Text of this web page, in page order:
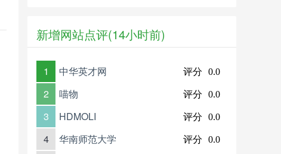
新增网站点评(14小时前)
1 中华英才网 评分 0.0
2 喵物 评分 0.0
3 HDMOLI 评分 0.0
4 华南师范大学 评分 0.0